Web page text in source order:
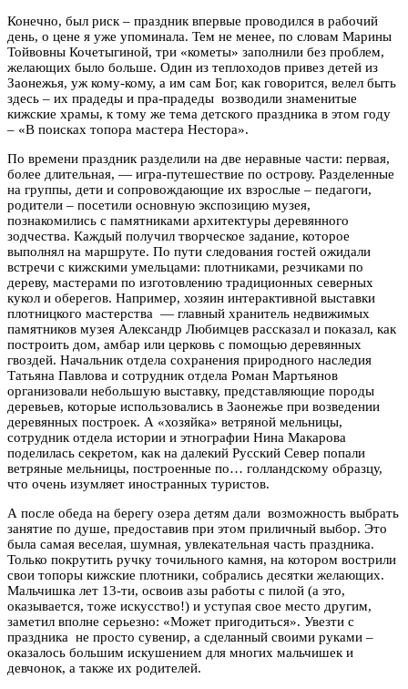
Конечно, был риск – праздник впервые проводился в рабочий
день, о цене я уже упоминала. Тем не менее, по словам Марины
Тойвовны Кочетыгиной, три «кометы» заполнили без проблем,
желающих было больше. Один из теплоходов привез детей из
Заонежья, уж кому-кому, а им сам Бог, как говорится, велел быть
здесь – их прадеды и пра-прадеды возводили знаменитые
кижские храмы, к тому же тема детского праздника в этом году
– «В поисках топора мастера Нестора».
По времени праздник разделили на две неравные части: первая,
более длительная, — игра-путешествие по острову. Разделенные
на группы, дети и сопровождающие их взрослые – педагоги,
родители – посетили основную экспозицию музея,
познакомились с памятниками архитектуры деревянного
зодчества. Каждый получил творческое задание, которое
выполнял на маршруте. По пути следования гостей ожидали
встречи с кижскими умельцами: плотниками, резчиками по
дереву, мастерами по изготовлению традиционных северных
кукол и оберегов. Например, хозяин интерактивной выставки
плотницкого мастерства — главный хранитель недвижимых
памятников музея Александр Любимцев рассказал и показал, как
построить дом, амбар или церковь с помощью деревянных
гвоздей. Начальник отдела сохранения природного наследия
Татьяна Павлова и сотрудник отдела Роман Мартьянов
организовали небольшую выставку, представляющие породы
деревьев, которые использовались в Заонежье при возведении
деревянных построек. А «хозяйка» ветряной мельницы,
сотрудник отдела истории и этнографии Нина Макарова
поделилась секретом, как на далекий Русский Север попали
ветряные мельницы, построенные по… голландскому образцу,
что очень изумляет иностранных туристов.
А после обеда на берегу озера детям дали возможность выбрать
занятие по душе, предоставив при этом приличный выбор. Это
была самая веселая, шумная, увлекательная часть праздника.
Только покрутить ручку точильного камня, на котором вострили
свои топоры кижские плотники, собрались десятки желающих.
Мальчишка лет 13-ти, освоив азы работы с пилой (а это,
оказывается, тоже искусство!) и уступая свое место другим,
заметил вполне серьезно: «Может пригодиться». Увезти с
праздника не просто сувенир, а сделанный своими руками –
оказалось большим искушением для многих мальчишек и
девчонок, а также их родителей.